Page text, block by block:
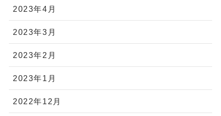
2023年4月
2023年3月
2023年2月
2023年1月
2022年12月